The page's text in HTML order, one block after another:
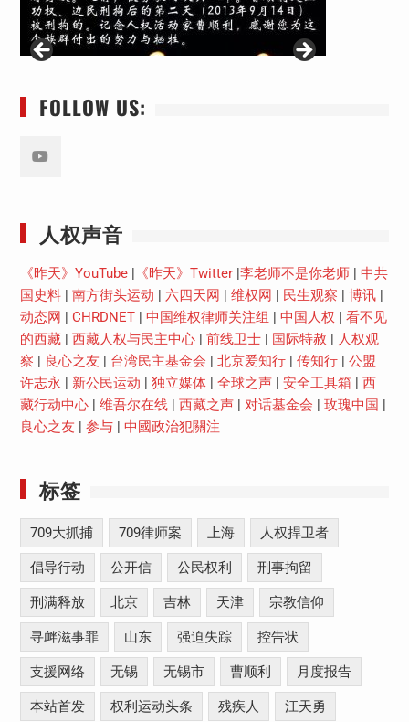
FOLLOW US:
人权声音
《昨天》YouTube| 《昨天》Twitter|李老师不是你老师| 中共
国史料| 南方街头运动 | 六四天网 | 维权网 | 民生观察 | 博讯|
动态网 | CHRDNET| 中国维权律师关注组 | 中国人权 | 看不见
的西藏| 西藏人权与民主中心| 前线卫士| 国际特赦 | 人权观
察 | 良心之友 | 台湾民主基金会 | 北京爱知行| 传知行| 公盟
许志永 | 新公民运动 | 独立媒体| 全球之声| 安全工具箱 | 西
藏行动中心| 维吾尔在线| 西藏之声| 对话基金会 | 玫瑰中国 |
良心之友 | 参与| 中國政治犯關注
标签
709大抓捕 709律师案 上海 人权捍卫者
倡导行动 公开信 公民权利 刑事拘留
刑满释放 北京 吉林 天津 宗教信仰
寻衅滋事罪 山东 强迫失踪 控告状
支援网络 无锡 无锡市 曹顺利 月度报告
本站首发 权利运动头条 残疾人 江天勇